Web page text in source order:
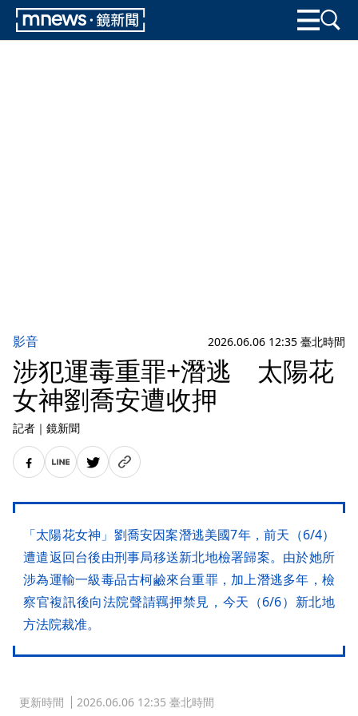
影音 2026.06.06 12:35 臺北時間
涉犯運毒重罪+潛逃 太陽花
女神劉喬安遭收押
記者 ｜ 鏡新聞
「太陽花女神」劉喬安因案潛逃美國7年，前天（6/4）
遭遣返回台後由刑事局移送新北地檢署歸案。由於她所
涉為運輸一級毒品古柯鹼來台重罪，加上潛逃多年，檢
察官複訊後向法院聲請羈押禁見，今天（6/6）新北地
方法院裁准。
更新時間 2026.06.06 12:35 臺北時間